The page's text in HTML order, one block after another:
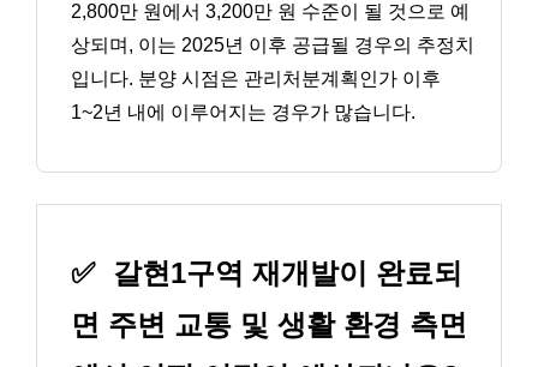
2,800만 원에서 3,200만 원 수준이 될 것으로 예
상되며, 이는 2025년 이후 공급될 경우의 추정치
입니다. 분양 시점은 관리처분계획인가 이후
1~2년 내에 이루어지는 경우가 많습니다.
✅ 갈현1구역 재개발이 완료되
면 주변 교통 및 생활 환경 측면